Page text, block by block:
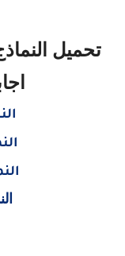
تحميل